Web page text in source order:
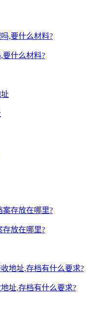
要什么材料?
存放在哪里?
址,存档有什么要求?